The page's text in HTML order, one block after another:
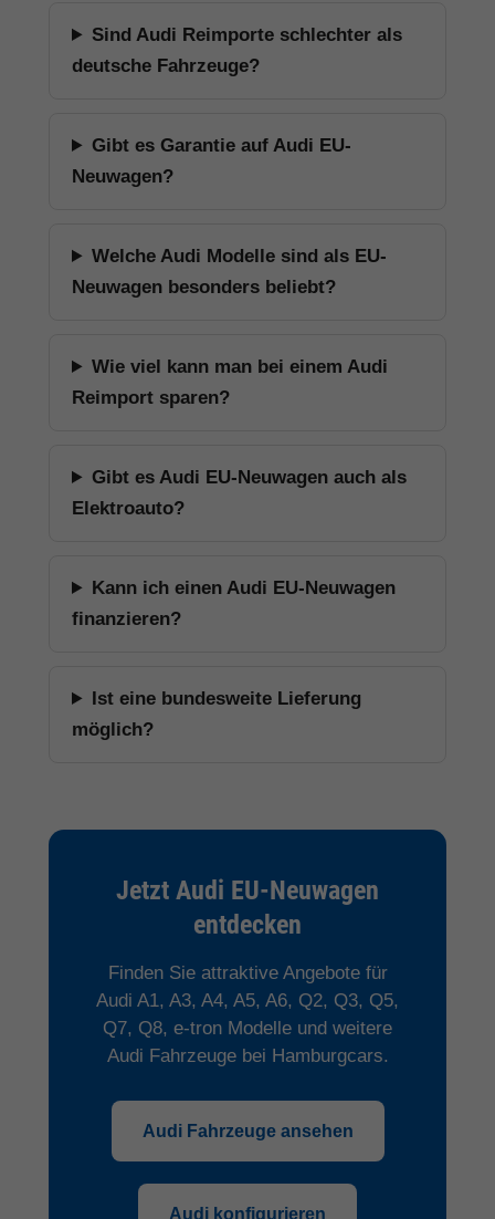
Sind Audi Reimporte schlechter als
deutsche Fahrzeuge?
Gibt es Garantie auf Audi EU-
Neuwagen?
Welche Audi Modelle sind als EU-
Neuwagen besonders beliebt?
Wie viel kann man bei einem Audi
Reimport sparen?
Gibt es Audi EU-Neuwagen auch als
Elektroauto?
Kann ich einen Audi EU-Neuwagen
finanzieren?
Ist eine bundesweite Lieferung
möglich?
Jetzt Audi EU-Neuwagen
entdecken
Finden Sie attraktive Angebote für
Audi A1, A3, A4, A5, A6, Q2, Q3, Q5,
Q7, Q8, e-tron Modelle und weitere
Audi Fahrzeuge bei Hamburgcars.
Audi Fahrzeuge ansehen
Audi konfigurieren